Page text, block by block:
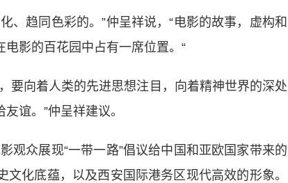
趋同色彩的。”仲呈祥说，“电影的故事，虚构和
影的百花园中占有一席位置。“
向着人类的先进思想注目，向着精神世界的深处
谊。”仲呈祥建议。
众展现“一带一路”倡议给中国和亚欧国家带来的
化底蕴，以及西安国际港务区现代高效的形象。